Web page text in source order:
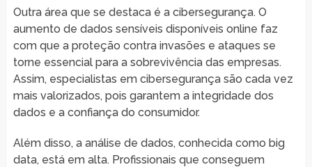
Outra área que se destaca é a cibersegurança. O
aumento de dados sensíveis disponíveis online faz
com que a proteção contra invasões e ataques se
torne essencial para a sobrevivência das empresas.
Assim, especialistas em cibersegurança são cada vez
mais valorizados, pois garantem a integridade dos
dados e a confiança do consumidor.
Além disso, a análise de dados, conhecida como big
data, está em alta. Profissionais que conseguem